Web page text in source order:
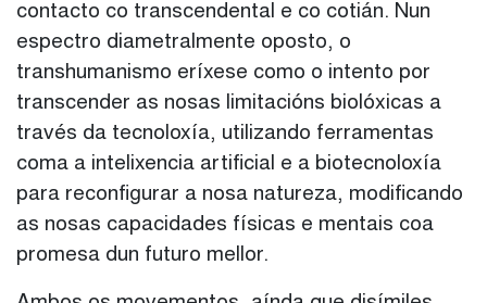
contacto co transcendental e co cotián. Nun
espectro diametralmente oposto, o
transhumanismo eríxese como o intento por
transcender as nosas limitacións biolóxicas a
través da tecnoloxía, utilizando ferramentas
coma a intelixencia artificial e a biotecnoloxía
para reconfigurar a nosa natureza, modificando
as nosas capacidades físicas e mentais coa
promesa dun futuro mellor.